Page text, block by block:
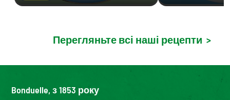
Перегляньте всі наші рецепти >
Bonduelle, з 1853 року